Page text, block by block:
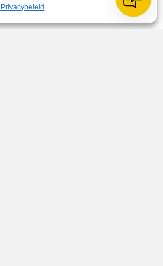
Privacybeleid